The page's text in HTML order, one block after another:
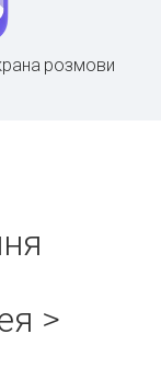
розмови
>